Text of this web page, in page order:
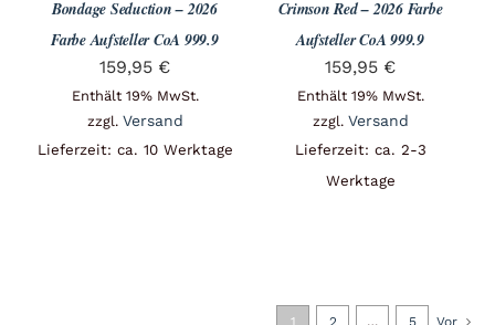
Bondage Seduction – 2026
Farbe Aufsteller CoA 999.9
159,95 €
Enthält 19% MwSt.
zzgl. Versand
Lieferzeit: ca. 10 Werktage
Crimson Red – 2026 Farbe
Aufsteller CoA 999.9
159,95 €
Enthält 19% MwSt.
zzgl. Versand
Lieferzeit: ca. 2-3
Werktage
1 2 … 5 Vor